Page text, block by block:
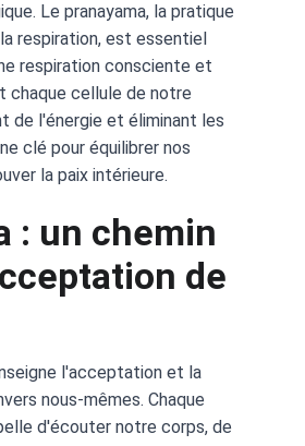
Le pranayama, la pratique
respiration, est essentiel
respiration consciente et
chaque cellule de notre
de l'énergie et éliminant les
clé pour équilibrer nos
la paix intérieure.
: un chemin
de
l'acceptation et la
nous-mêmes. Chaque
d'écouter notre corps, de